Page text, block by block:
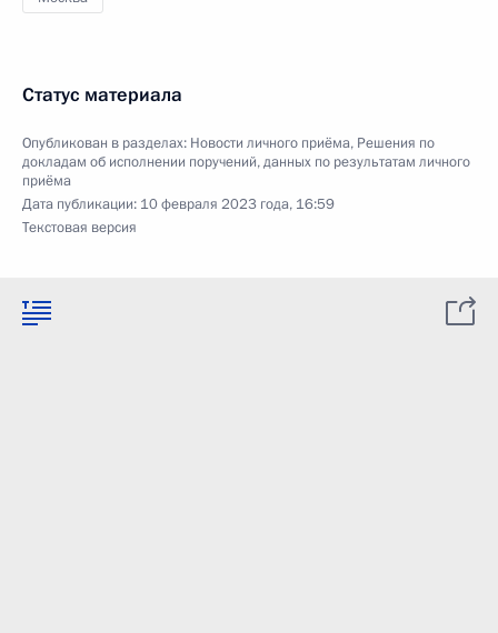
Статус материала
Опубликован в разделах: Новости личного приёма, Решения по
докладам об исполнении поручений, данных по результатам личного
приёма
Дата публикации: 10 февраля 2023 года, 16:59
Текстовая версия